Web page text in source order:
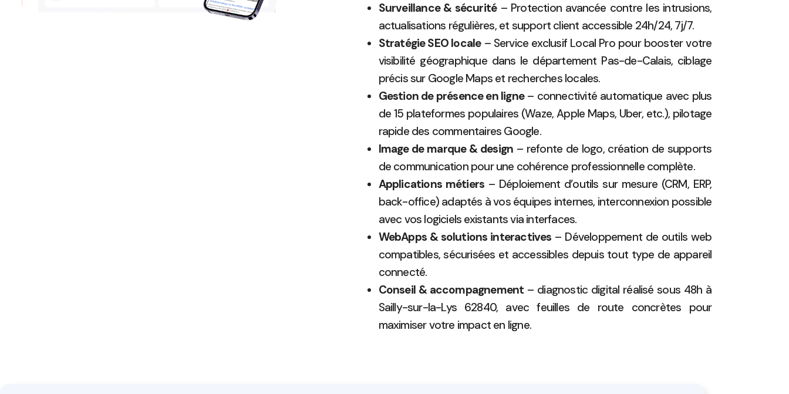
Surveillance & sécurité– Protection avancée contre les intrusions,
actualisations régulières, et support client accessible 24h/24, 7j/7.
Stratégie SEO locale– Service exclusif Local Pro pour booster votre
visibilité géographique dans le département Pas-de-Calais, ciblage
précis sur Google Maps et recherches locales.
Gestion de présence en ligne– connectivité automatique avec plus
de 15 plateformes populaires (Waze, Apple Maps, Uber, etc.), pilotage
rapide des commentaires Google.
Image de marque & design – refonte de logo, création de supports
de communication pour une cohérence professionnelle complète.
Applications métiers – Déploiement d’outils sur mesure (CRM, ERP,
back-office) adaptés à vos équipes internes, interconnexion possible
avec vos logiciels existants via interfaces.
WebApps & solutions interactives – Développement de outils web
compatibles, sécurisées et accessibles depuis tout type de appareil
connecté.
Conseil & accompagnement – diagnostic digital réalisé sous 48h à
Sailly-sur-la-Lys 62840, avec feuilles de route concrètes pour
maximiser votre impact en ligne.